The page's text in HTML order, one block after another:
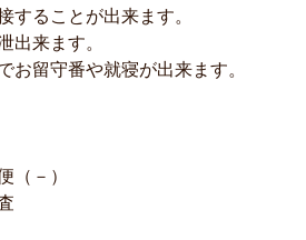
ることが出来ます。
出来ます。
留守番や就寝が出来ます。
（－）